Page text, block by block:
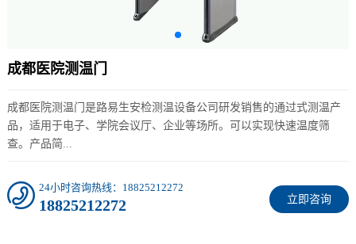
成都医院测温门
成都医院测温门是路易生安检测温设备公司研发销售的通过式测温产
品，适用于电子、学院会议厅、企业等场所。可以实现快速温度筛
查。产品简...
立即咨询
24小时咨询热线：18825212272
18825212272